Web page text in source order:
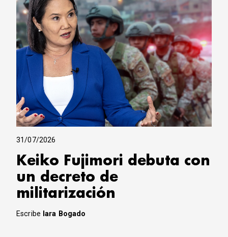
31/07/2026
Keiko Fujimori debuta con
un decreto de
militarización
Escribe Iara Bogado